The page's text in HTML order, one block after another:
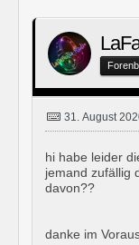
31. August
hi habe leider
jemand zufällig
davon??
danke im